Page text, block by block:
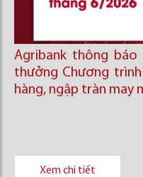
Agribank thông báo
thưởng Chương trình
hàng, ngập tràn may
Xem chi tiết